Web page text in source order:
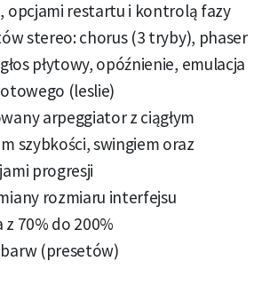
opcjami restartu i kontrolą fazy
stereo: chorus (3 tryby), phaser
płytowy, opóźnienie, emulacja
(leslie)
arpeggiator z ciągłym
szybkości, swingiem oraz
progresji
rozmiaru interfejsu
70% do 200%
(presetów)